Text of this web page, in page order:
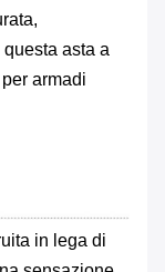
asta a
armadi
in lega di